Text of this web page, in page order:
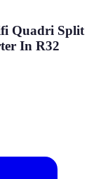
Quadri Split
In R32